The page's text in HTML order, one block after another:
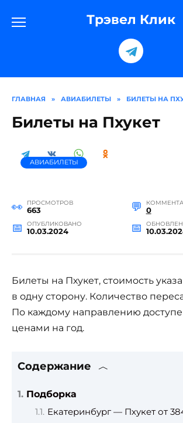
содержанию
Трэвел Клик
ГЛАВНАЯ » АВИАБИЛЕТЫ » БИЛЕТЫ НА
Билеты на Пхукет
АВИАБИЛЕТЫ
ПРОСМОТРОВ
663 0
ОПУБЛИКОВАНО
10.03.2024
Билеты на Пхукет, стоимость
в одну сторону. Количество
По каждому направлению
ценами на год.
Содержание
Подборка
Екатеринбург — Пхукет от